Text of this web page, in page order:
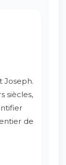
Joseph.
siècles,
de